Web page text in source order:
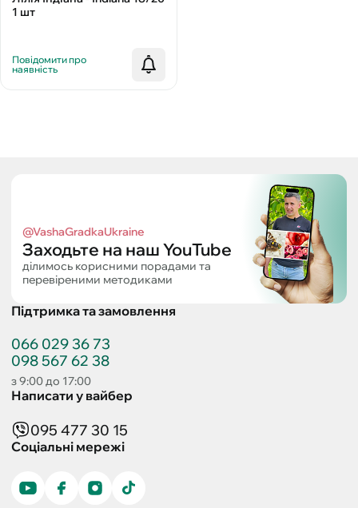
1 шт
Повідомити про
наявність
@VashaGradkaUkraine
Заходьте на наш YouTube
ділимось корисними порадами та
перевіреними методиками
Підтримка та замовлення
066 029 36 73
098 567 62 38
з 9:00 до 17:00
Написати у вайбер
095 477 30 15
Соціальні мережі